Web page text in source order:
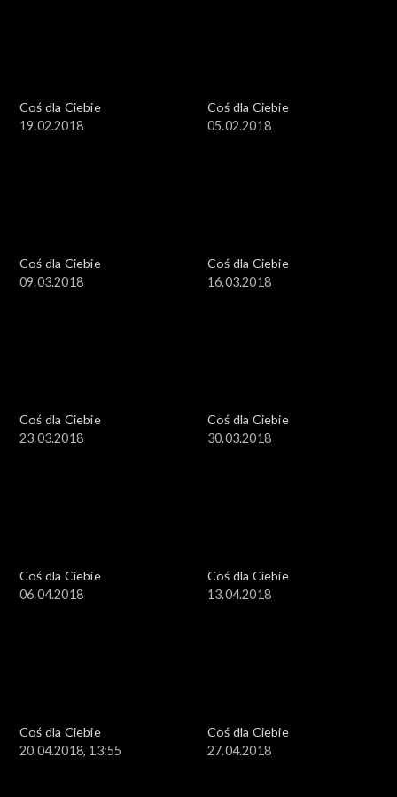
Coś dla Ciebie
19.02.2018
Coś dla Ciebie
05.02.2018
Coś dla Ciebie
09.03.2018
Coś dla Ciebie
16.03.2018
Coś dla Ciebie
23.03.2018
Coś dla Ciebie
30.03.2018
Coś dla Ciebie
06.04.2018
Coś dla Ciebie
13.04.2018
Coś dla Ciebie
20.04.2018, 13:55
Coś dla Ciebie
27.04.2018